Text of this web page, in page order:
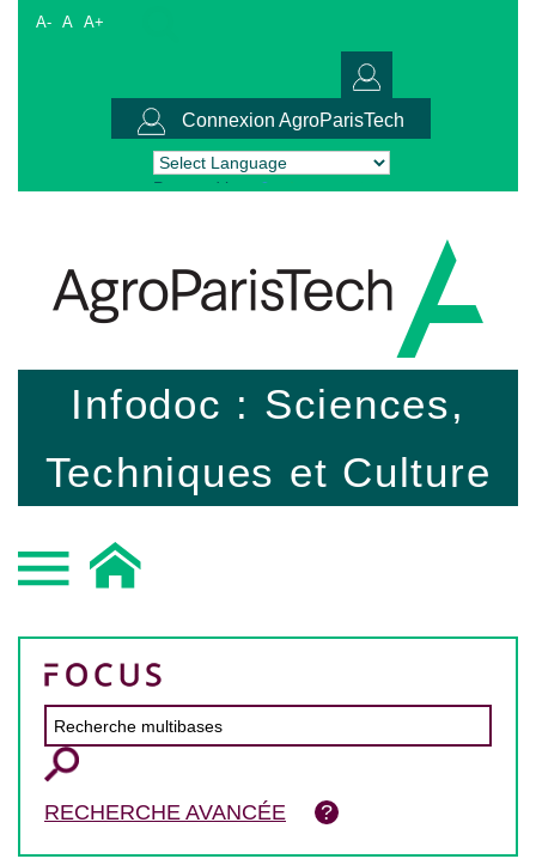
A- A A+
Connexion AgroParisTech
Powered by Translate
Infodoc : Sciences,
Techniques et Culture
RECHERCHE AVANCÉE